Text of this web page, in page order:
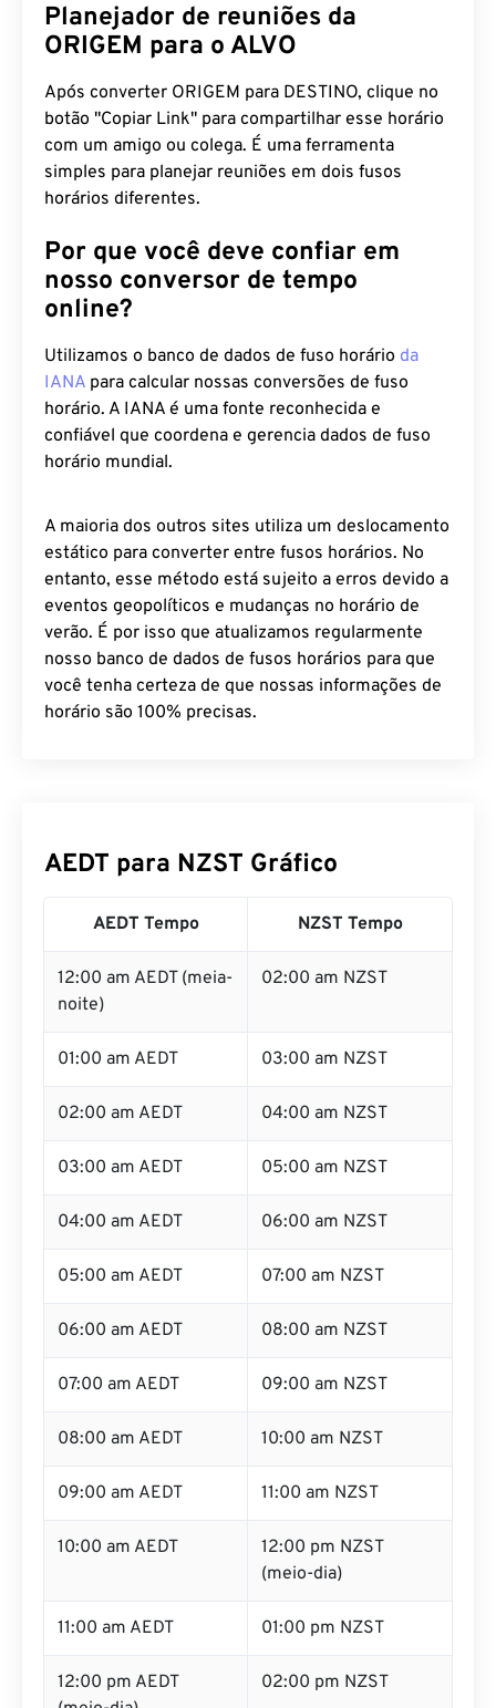
Planejador de reuniões da
ORIGEM para o ALVO
Após converter ORIGEM para DESTINO, clique no
botão "Copiar Link" para compartilhar esse horário
com um amigo ou colega. É uma ferramenta
simples para planejar reuniões em dois fusos
horários diferentes.
Por que você deve confiar em
nosso conversor de tempo
online?
Utilizamos o banco de dados de fuso horário da
IANA para calcular nossas conversões de fuso
horário. A IANA é uma fonte reconhecida e
confiável que coordena e gerencia dados de fuso
horário mundial.
A maioria dos outros sites utiliza um deslocamento
estático para converter entre fusos horários. No
entanto, esse método está sujeito a erros devido a
eventos geopolíticos e mudanças no horário de
verão. É por isso que atualizamos regularmente
nosso banco de dados de fusos horários para que
você tenha certeza de que nossas informações de
horário são 100% precisas.
AEDT para NZST Gráfico
AEDT Tempo NZST Tempo
12:00 am AEDT (meia-
noite)
02:00 am NZST
01:00 am AEDT 03:00 am NZST
02:00 am AEDT 04:00 am NZST
03:00 am AEDT 05:00 am NZST
04:00 am AEDT 06:00 am NZST
05:00 am AEDT 07:00 am NZST
06:00 am AEDT 08:00 am NZST
07:00 am AEDT 09:00 am NZST
08:00 am AEDT 10:00 am NZST
09:00 am AEDT 11:00 am NZST
10:00 am AEDT
12:00 pm NZST
(meio-dia)
11:00 am AEDT 01:00 pm NZST
12:00 pm AEDT
02:00 pm NZST